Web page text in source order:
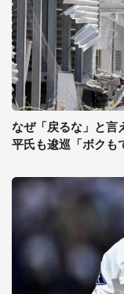
なぜ「戻るな」と言
平氏も逡巡「ボクも